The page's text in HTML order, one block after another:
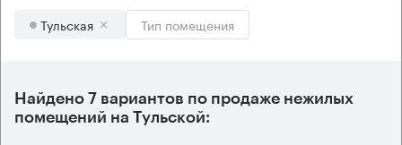
Тульская Тип помещения
Найдено 7 вариантов по продаже нежилых
помещений на Тульской: